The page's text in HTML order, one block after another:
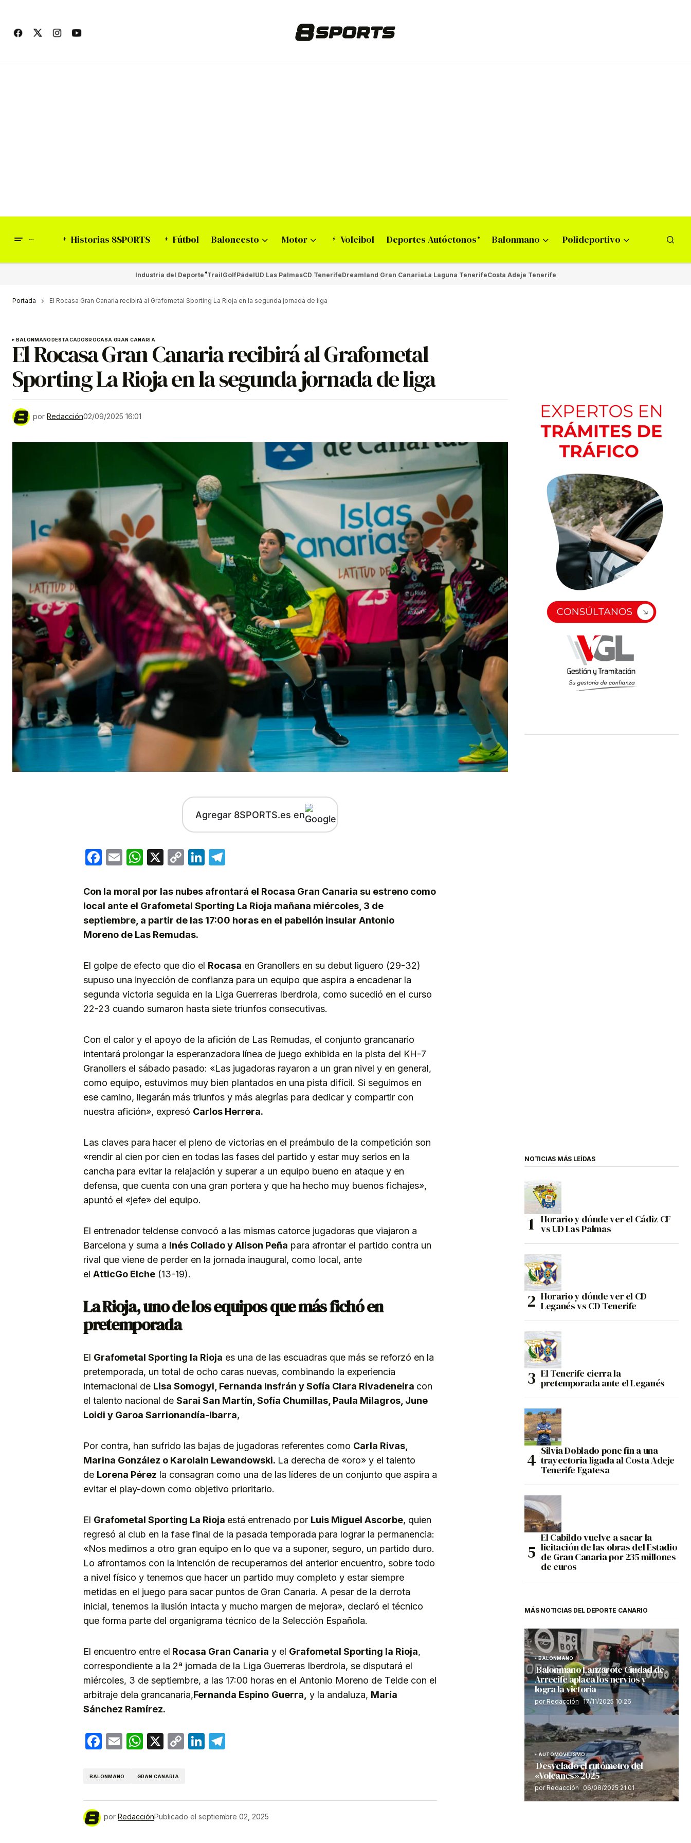
Historias 8SPORTS Fútbol Baloncesto Motor Voleibol Deportes Autóctonos Balonmano Polideportivo
Industria del Deporte TrailGolfPádelUD Las PalmasCD TenerifeDreamland Gran CanariaLa Laguna TenerifeCosta Adeje Tenerife
Portada El Rocasa Gran Canaria recibirá al Grafometal Sporting La Rioja en la segunda jornada de liga
BALONMANODESTACADOSROCASA GRAN CANARIA
El Rocasa Gran Canaria recibirá al Grafometal
Sporting La Rioja en la segunda jornada de liga
por Redacción02/09/2025 16:01
Agregar 8SPORTS.es en
Facebook
EmailWhatsApp
X
CopyLinkedIn
Con la moral por las nubes afrontará el Rocasa Gran Canaria su estreno como
local ante el Grafometal Sporting La Rioja mañana miércoles, 3 de
septiembre, a partir de las 17:00 horas en el pabellón insular Antonio
Moreno de Las Remudas.
El golpe de efecto que dio el Rocasa en Granollers en su debut liguero (29-32)
supuso una inyección de confianza para un equipo que aspira a encadenar la
segunda victoria seguida en la Liga Guerreras Iberdrola, como sucedió en el curso
22-23 cuando sumaron hasta siete triunfos consecutivas.
Con el calor y el apoyo de la afición de Las Remudas, el conjunto grancanario
intentará prolongar la esperanzadora línea de juego exhibida en la pista del KH-7
Granollers el sábado pasado: «Las jugadoras rayaron a un gran nivel y en general,
como equipo, estuvimos muy bien plantados en una pista difícil. Si seguimos en
ese camino, llegarán más triunfos y más alegrías para dedicar y compartir con
nuestra afición», expresó Carlos Herrera.
Las claves para hacer el pleno de victorias en el preámbulo de la competición son
«rendir al cien por cien en todas las fases del partido y estar muy serios en la
cancha para evitar la relajación y superar a un equipo bueno en ataque y en
defensa, que cuenta con una gran portera y que ha hecho muy buenos fichajes»,
apuntó el «jefe» del equipo.
El entrenador teldense convocó a las mismas catorce jugadoras que viajaron a
Barcelona y suma a Inés Collado y Alison Peña para afrontar el partido contra un
rival que viene de perder en la jornada inaugural, como local, ante
el AtticGo Elche (13-19).
La Rioja, uno de los equipos que más fichó en
pretemporada
El Grafometal Sporting la Rioja es una de las escuadras que más se reforzó en la
pretemporada, un total de ocho caras nuevas, combinando la experiencia
internacional de Lisa Somogyi, Fernanda Insfrán y Sofía Clara Rivadeneira con
el talento nacional de Sarai San Martín, Sofía Chumillas, Paula Milagros, June
Loidi y Garoa Sarrionandía-Ibarra,
Por contra, han sufrido las bajas de jugadoras referentes como Carla Rivas,
Marina González o Karolain Lewandowski. La derecha de «oro» y el talento
de Lorena Pérez la consagran como una de las líderes de un conjunto que aspira a
evitar el play-down como objetivo prioritario.
El Grafometal Sporting La Rioja está entrenado por Luis Miguel Ascorbe, quien
regresó al club en la fase final de la pasada temporada para lograr la permanencia:
«Nos medimos a otro gran equipo en lo que va a suponer, seguro, un partido duro.
Lo afrontamos con la intención de recuperarnos del anterior encuentro, sobre todo
a nivel físico y tenemos que hacer un partido muy completo y estar siempre
metidas en el juego para sacar puntos de Gran Canaria. A pesar de la derrota
inicial, tenemos la ilusión intacta y mucho margen de mejora», declaró el técnico
que forma parte del organigrama técnico de la Selección Española.
El encuentro entre el Rocasa Gran Canaria y el Grafometal Sporting la Rioja,
correspondiente a la 2ª jornada de la Liga Guerreras Iberdrola, se disputará el
miércoles, 3 de septiembre, a las 17:00 horas en el Antonio Moreno de Telde con el
arbitraje dela grancanaria,Fernanda Espino Guerra, y la andaluza, María
Sánchez Ramírez.
Facebook
EmailWhatsApp
X
CopyLinkedIn
BALONMANO GRAN CANARIA
por RedacciónPublicado el septiembre 02, 2025
NOTICIAS MÁS LEÍDAS
Horario y dónde ver el Cádiz CF
vs UD Las Palmas
Horario y dónde ver el CD
Leganés vs CD Tenerife
El Tenerife cierra la
pretemporada ante el Leganés
Silvia Doblado pone fin a una
trayectoria ligada al Costa Adeje
Tenerife Egatesa
El Cabildo vuelve a sacar la
licitación de las obras del Estadio
de Gran Canaria por 235 millones
de euros
MÁS NOTICIAS DEL DEPORTE CANARIO
BALONMANO
Balonmano Lanzarote Ciudad de
Arrecife aplaca los nervios y
logra la victoria
por Redacción 17/11/2025 10:26
AUTOMOVILISMO
Desvelado el rutómetro del
«Volcanes» 2025
por Redacción 06/08/2025 21:01